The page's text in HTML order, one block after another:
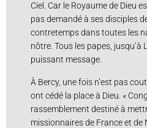
Ciel. Car le Royaume de Dieu
pas demandé à ses disciples
contretemps dans toutes les
nôtre. Tous les papes, jusqu’à
puissant message.
À Bercy, une fois n’est pas
ont cédé la place à Dieu. «
rassemblement destiné à
missionnaires de France et de